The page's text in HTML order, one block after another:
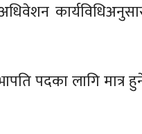
पदका लागि मात्र